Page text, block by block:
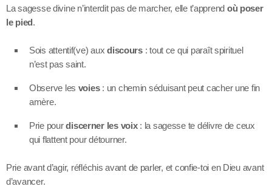
La sagesse divine n’interdit pas de marcher, elle t’apprend où poser
le pied.
Sois attentif(ve) auxdiscours: tout ce qui paraît spirituel
n’est pas saint.
Observe les voies: un chemin séduisant peut cacher une fin
amère.
Prie pourdiscerner les voix: la sagesse te délivre de ceux
qui flattent pour détourner.
Prie avant d’agir, réfléchis avant de parler, et confie-toi en Dieu avant
d’avancer.